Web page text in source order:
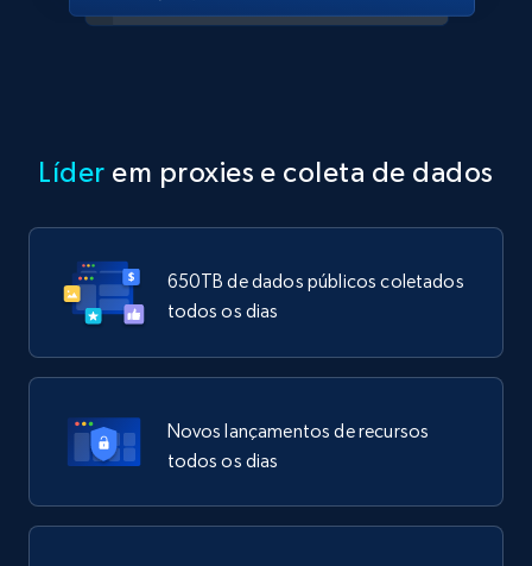
Líder em proxies e coleta de dados
650TB de dados públicos coletados
todos os dias
Novos lançamentos de recursos
todos os dias